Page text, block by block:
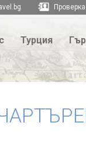
Турция